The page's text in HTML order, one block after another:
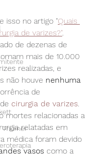
Thurner
isso no artigo "Quais
de varizes?".
de dezenas de
mais de 10.000
realizadas, e
não houve nenhuma
de
cirurgia de varizes.
mortes relacionadas a
relatadas em
médica foram devido
vasos como a